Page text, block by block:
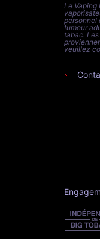
Le Vaping
personnel
fumeur
tabac.
veuillez